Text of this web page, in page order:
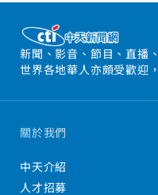
新聞、影音、節目、直播
世界各地華人亦頗受歡迎
關於我們
中天介紹
人才招募